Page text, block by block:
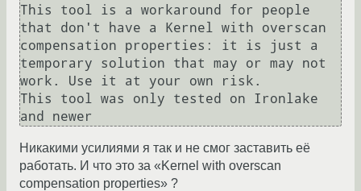
This tool is a workaround for people
that don't have a Kernel with overscan
compensation properties: it is just a
temporary solution that may or may not
work. Use it at your own risk.
This tool was only tested on Ironlake
Никакими усилиями я так и не смог заставить её
работать. И что это за «Kernel with overscan
compensation properties» ?